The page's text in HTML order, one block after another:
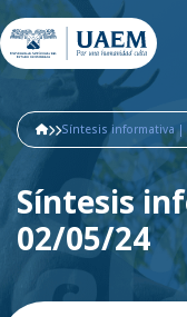
Síntesis informativa |
Síntesis
02/05/24